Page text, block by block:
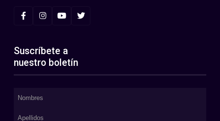
Suscríbete a
nuestro boletín